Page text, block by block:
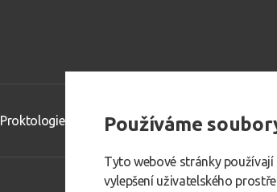
Používáme
Tyto webové stránky
vylepšení uživatelského
Proktologie - hemeroidy Cévní chirurgie
Mapa